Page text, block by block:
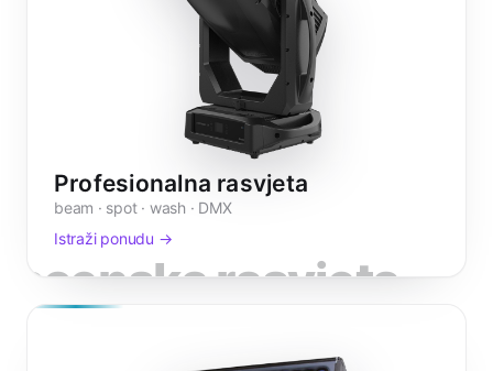
scenska rasvjeta
Profesionalna rasvjeta
beam · spot · wash · DMX
Istraži ponudu →